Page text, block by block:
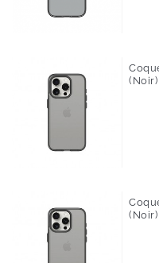
(noir)
(noir)